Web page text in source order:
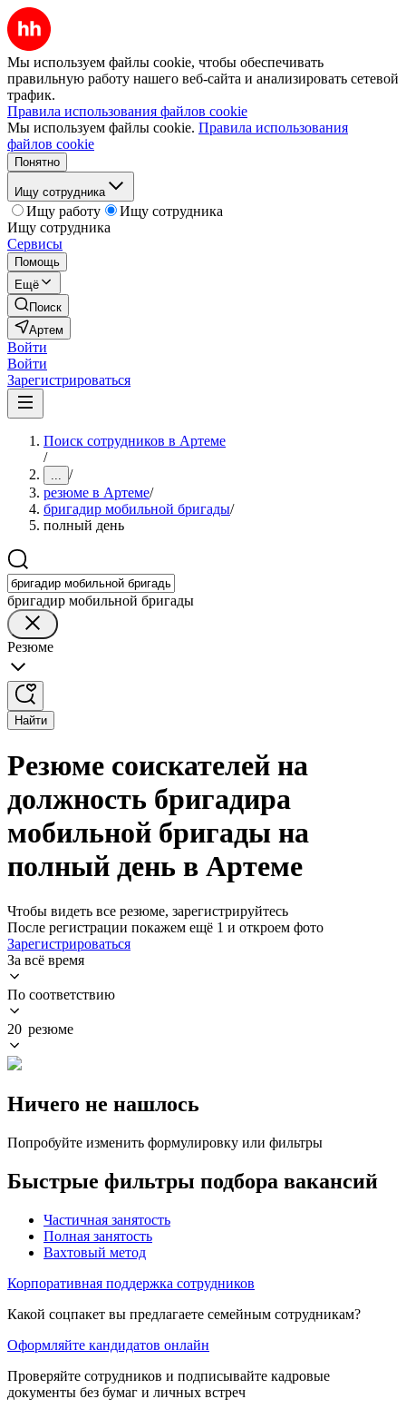
Мы используем файлы cookie, чтобы обеспечивать
правильную работу нашего веб-сайта и анализировать сетевой
трафик.
Правила использования файлов cookie
Мы используем файлы cookie. Правила использования
файлов cookie
Понятно
Ищу сотрудника
Ищу работу
Ищу сотрудника
Ищу сотрудника
Сервисы
Помощь
Ещё
Поиск
Артем
Войти
Войти
Зарегистрироваться
Поиск сотрудников в Артеме
/
... /
резюме в Артеме/
бригадир мобильной бригады/
полный день
бригадир мобильной бригады
Резюме
Найти
Резюме соискателей на
должность бригадира
мобильной бригады на
полный день в Артеме
Чтобы видеть все резюме, зарегистрируйтесь
После регистрации покажем ещё 1 и откроем фото
Зарегистрироваться
За всё время
По соответствию
20 резюме
Ничего не нашлось
Попробуйте изменить формулировку или фильтры
Быстрые фильтры подбора вакансий
Частичная занятость
Полная занятость
Вахтовый метод
Корпоративная поддержка сотрудников
Какой соцпакет вы предлагаете семейным сотрудникам?
Оформляйте кандидатов онлайн
Проверяйте сотрудников и подписывайте кадровые
документы без бумаг и личных встреч